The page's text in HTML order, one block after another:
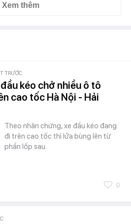
Xem thêm
TRƯỚC
kéo chở nhiều ô tô
cao tốc Hà Nội - Hải
Theo nhân chứng, xe đầu kéo đang
đi trên cao tốc thì lửa bùng lên từ
phần lốp sau.
0